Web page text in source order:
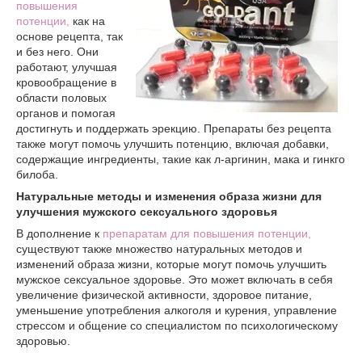
повышения
потенции,
как на
основе рецепта, так
и без него. Они
работают, улучшая
кровообращение в
области половых
органов и помогая
достигнуть и поддержать эрекцию. Препараты без рецепта
также могут помочь улучшить потенцию, включая добавки,
содержащие ингредиенты, такие как л-аргинин, мака и гинкго
билоба.
Натуральные методы и изменения образа жизни для
улучшения мужского сексуального здоровья
В дополнение к препаратам для повышения потенции,
существуют также множество натуральных методов и
изменений образа жизни, которые могут помочь улучшить
мужское сексуальное здоровье. Это может включать в себя
увеличение физической активности, здоровое питание,
уменьшение употребления алкоголя и курения, управление
стрессом и общение со специалистом по психологическому
здоровью.